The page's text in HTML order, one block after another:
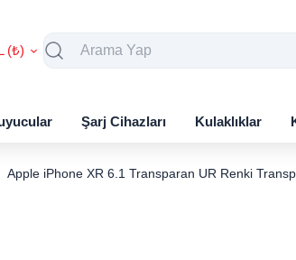
(₺)
Şarj Cihazları Kulaklıklar
Apple iPhone XR 6.1 Transparan UR Renki